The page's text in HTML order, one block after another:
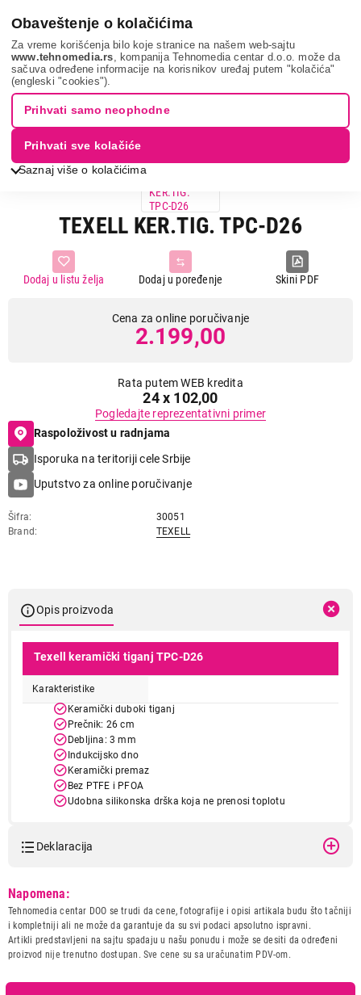
Obaveštenje o kolačićima
Za vreme korišćenja bilo koje stranice na našem web-sajtu
www.tehnomedia.rs , kompanija Tehnomedia centar d.o.o. može da
sačuva određene informacije na korisnikov uređaj putem "kolačića"
(engleski "cookies").
Saznaj više o kolačićima
Prihvati samo neophodne
Prihvati sve kolačiće
Sve za kuću i baštu Posuđe Tiganj Texell ker.tig....
TEXELL KER.TIG. TPC-D26
Skini PDF
Dodaj u poređenje
Dodaj u listu želja
Cena za online poručivanje
2.199,00
Rata putem WEB kredita
24 x 102,00
Pogledajte reprezentativni primer
Raspoloživost u radnjama
Isporuka na teritoriji cele Srbije
Uputstvo za online poručivanje
Šifra
30051
Brand
TEXELL
Opis proizvoda
Texell keramički tiganj TPC-D26
Karakteristike
Keramički duboki tiganj
Prečnik: 26 cm
Debljina: 3 mm
Indukcijsko dno
Keramički premaz
Bez PTFE i PFOA
Udobna silikonska drška koja ne prenosi toplotu
Deklaracija
Naziv i vrsta robe:
POSUDJE
Uvoznik:
CTC - UNIT d.o.o.
Zemlja porekla:
Kina
kupaca po osnovu zakona o
Napomena:
Tehnomedia centar DOO se trudi da cene, fotografije i opisi artikala budu što tačniji
i kompletniji ali ne može da garantuje da su svi podaci apsolutno ispravni.
Artikli predstavljeni na sajtu spadaju u našu ponudu i može se desiti da određeni
proizvod nije trenutno dostupan. Sve cene su sa uračunatim PDV-om.